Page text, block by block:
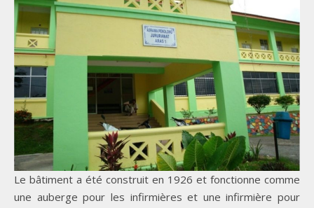
Le bâtiment a été construit en 1926 et fonctionne comme
une auberge pour les infirmières et une infirmière pour